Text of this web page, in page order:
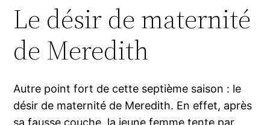
Le désir de maternité
de Meredith
Autre point fort de cette septième saison : le
désir de maternité de Meredith. En effet, après
sa fausse couche, la jeune femme tente par